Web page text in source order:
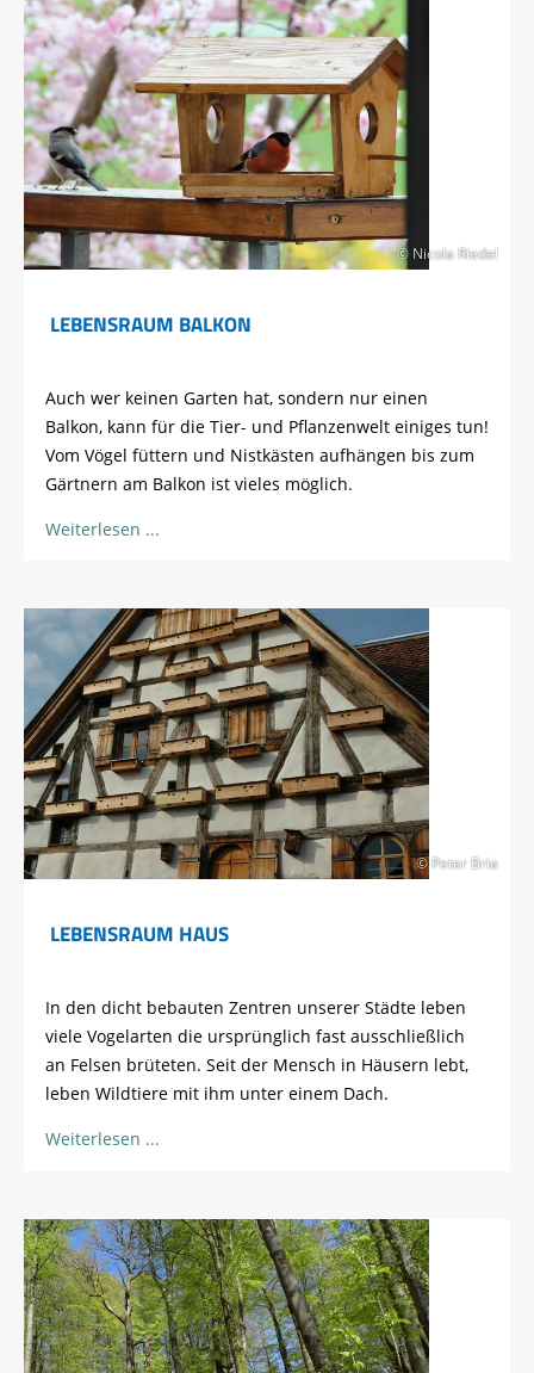
© Nicola Riedel
LEBENSRAUM BALKON
Auch wer keinen Garten hat, sondern nur einen
Balkon, kann für die Tier- und Pflanzenwelt einiges tun!
Vom Vögel füttern und Nistkästen aufhängen bis zum
Gärtnern am Balkon ist vieles möglich.
Weiterlesen
© Peter Bria
LEBENSRAUM HAUS
In den dicht bebauten Zentren unserer Städte leben
viele Vogelarten die ursprünglich fast ausschließlich
an Felsen brüteten. Seit der Mensch in Häusern lebt,
leben Wildtiere mit ihm unter einem Dach.
Weiterlesen